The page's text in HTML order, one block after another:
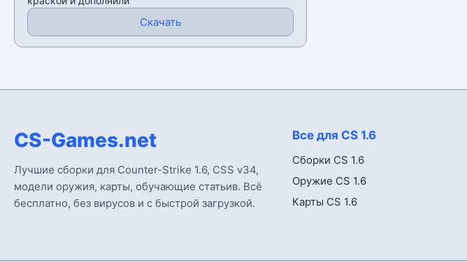
Скачать
CS-Games.net
Лучшие сборки для Counter-Strike 1.6, CSS v34,
модели оружия, карты, обучающие статьив. Всё
бесплатно, без вирусов и с быстрой загрузкой.
Все для CS 1.6
Сборки CS 1.6
Оружие CS 1.6
Карты CS 1.6